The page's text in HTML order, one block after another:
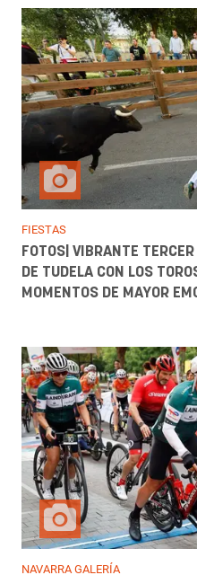
FIESTAS
FOTOS| VIBRANTE
DE TUDELA CON LOS
MOMENTOS DE MAYOR
NAVARRA GALERÍA